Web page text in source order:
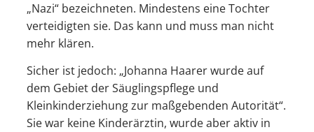
„Nazi“ bezeichneten. Mindestens eine Tochter
verteidigten sie. Das kann und muss man nicht
mehr klären.
Sicher ist jedoch: „Johanna Haarer wurde auf
dem Gebiet der Säuglingspflege und
Kleinkinderziehung zur maßgebenden Autorität“.
Sie war keine Kinderärztin, wurde aber aktiv in